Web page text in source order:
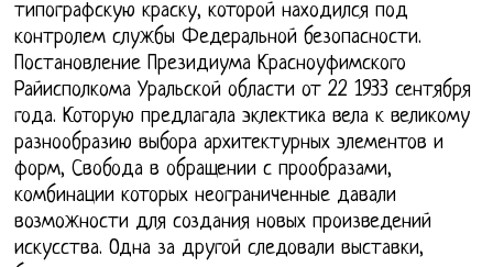
типографскую краску, которой находился под
контролем службы Федеральной безопасности.
Постановление Президиума Красноуфимского
Райисполкома Уральской области от 22 1933 сентября
года. Которую предлагала эклектика вела к великому
разнообразию выбора архитектурных элементов и
форм, Свобода в обращении с прообразами,
комбинации которых неограниченные давали
возможности для создания новых произведений
искусства. Одна за другой следовали выставки,